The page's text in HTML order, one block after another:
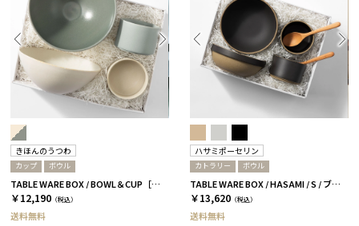
きほんのうつわ
カップ ボウル
TABLE WARE BOX / BOWL＆CUP［きほんのうつわ］
￥12,190 （税込）
送料無料
ハサミポーセリン
カトラリー ボウル
TABLE WARE BOX / HASAMI / S / ブラック［ハサミポーセリン］
￥13,620 （税込）
送料無料